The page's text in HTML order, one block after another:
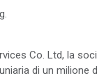
Co. Ltd, la
di un milione